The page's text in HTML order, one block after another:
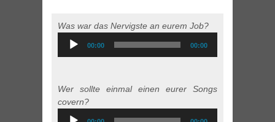
Was war das Nervigste an eurem Job?
Audio
Player
00:00 00:00
Wer sollte einmal einen eurer Songs
covern?
Audio